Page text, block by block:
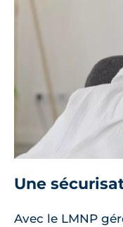
Une
Avec le LMNP